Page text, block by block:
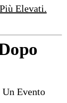
Elevati.
Evento